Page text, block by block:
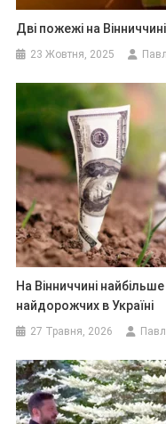
Дві пожежі на
23 Жовтня, 2025
На Вінниччині
найдорожчих в Україні
27 Травня, 2026